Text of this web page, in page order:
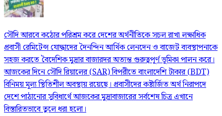
সৌদি আরবে কঠোর পরিশ্রম করে দেশের অর্থনীতিকে সচল রাখা লক্ষাধিক
প্রবাসী রেমিটেন্স যোদ্ধাদের দৈনন্দিন আর্থিক লেনদেন ও বাজেট ব্যবস্থাপনাকে
সহজ করতে বৈদেশিক মুদ্রার বাজারদর অত্যন্ত গুরুত্বপূর্ণ ভূমিকা পালন করে।
আজকের দিনে সৌদি রিয়ালের (SAR) বিপরীতে বাংলাদেশি টাকার (BDT)
বিনিময় মূল্য স্থিতিশীল অবস্থায় রয়েছে। প্রবাসীদের কষ্টার্জিত অর্থ নিরাপদে
দেশে পাঠানোর সুবিধার্থে আজকের মুদ্রাবাজারের সর্বশেষ চিত্র এখানে
বিস্তারিতভাবে তুলে ধরা হলো।